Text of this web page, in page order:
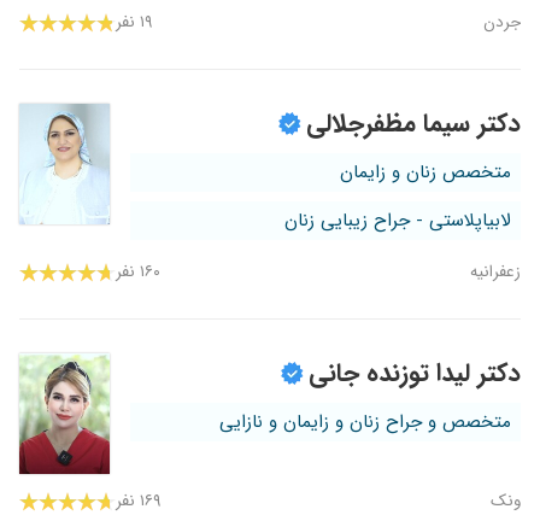
جردن ۱۹ نفر
دکتر سیما مظفرجلالی
متخصص زنان و زایمان
لابیاپلاستی - جراح زیبایی زنان
زعفرانیه ۱۶۰ نفر
دکتر لیدا توزنده جانی
متخصص و جراح زنان و زایمان و نازایی
ونک ۱۶۹ نفر